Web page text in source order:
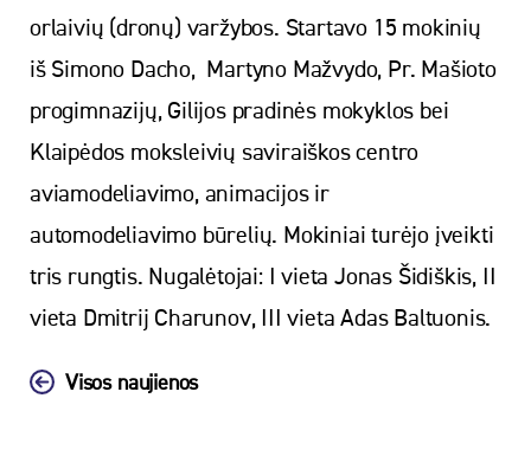
orlaivių (dronų) varžybos. Startavo 15 mokinių
iš Simono Dacho, Martyno Mažvydo, Pr. Mašioto
progimnazijų, Gilijos pradinės mokyklos bei
Klaipėdos moksleivių saviraiškos centro
aviamodeliavimo, animacijos ir
automodeliavimo būrelių. Mokiniai turėjo įveikti
tris rungtis. Nugalėtojai: I vieta Jonas Šidiškis, II
vieta Dmitrij Charunov, III vieta Adas Baltuonis.
Visos naujienos